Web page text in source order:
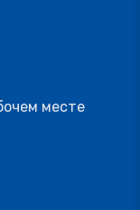
месте